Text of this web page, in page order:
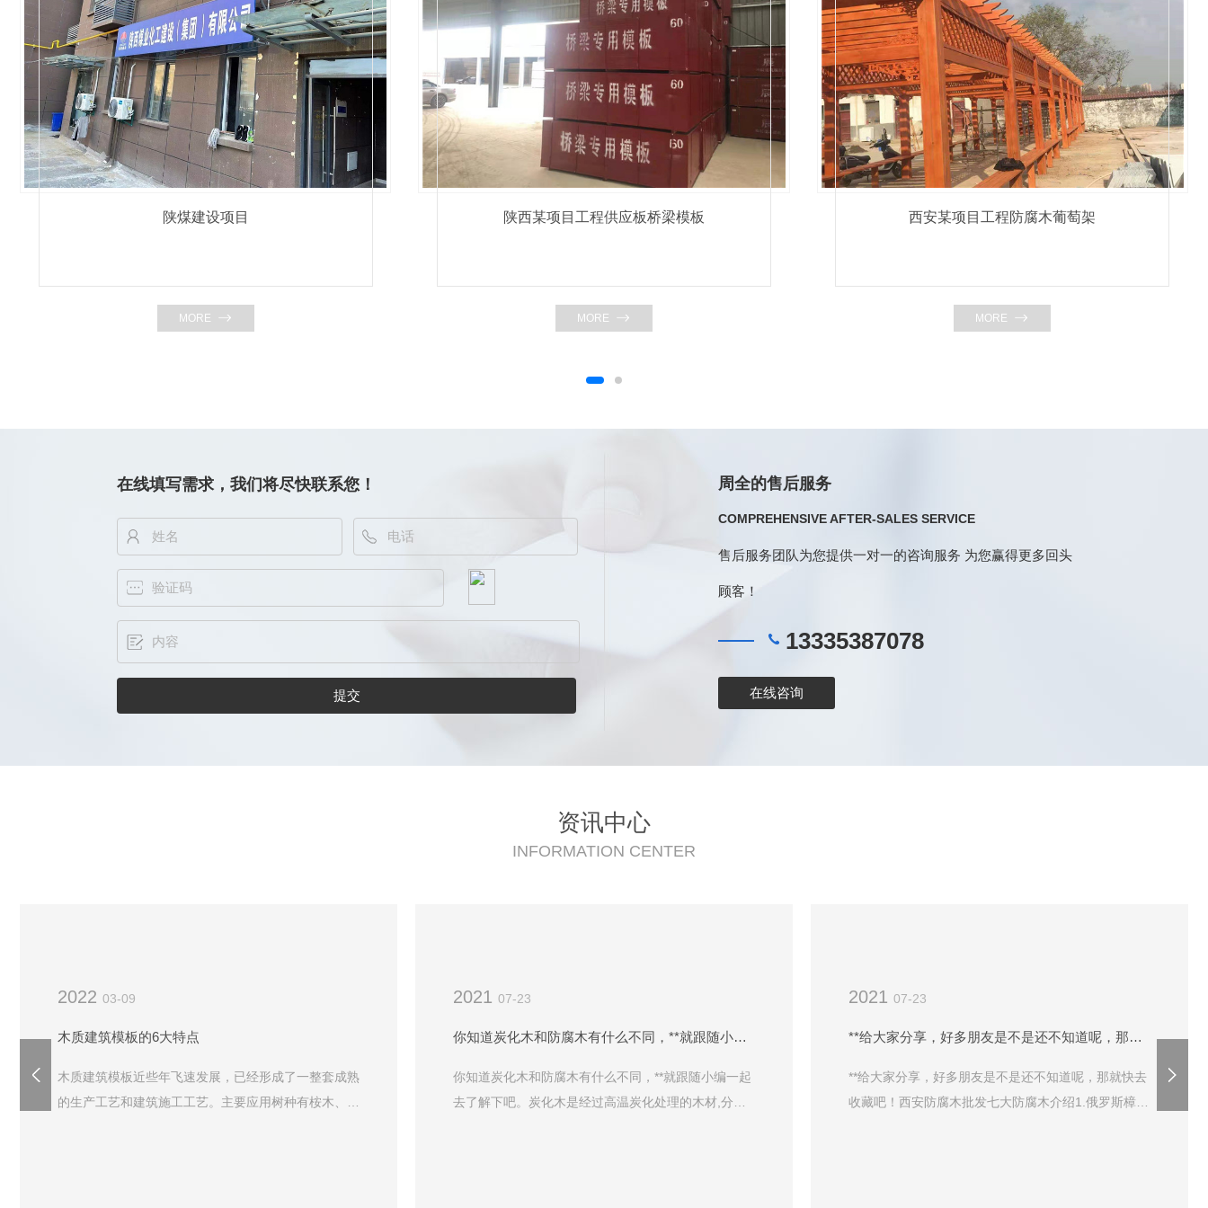
陕煤建设项目
MORE
陕西某项目工程供应板桥梁模板
MORE
西安某项目工程防腐木葡萄架
MORE
在线填写需求，我们将尽快联系您！ 周全的售后服务
COMPREHENSIVE AFTER-SALES SERVICE
售后服务团队为您提供一对一的咨询服务 为您赢得更多回头
顾客！
13335387078
在线咨询
资讯中心
INFORMATION CENTER
2022 03-09
木质建筑模板的6大特点
木质建筑模板近些年飞速发展，已经形成了一整套成熟
的生产工艺和建筑施工工艺。主要应用树种有桉木、杨
2021 07-23
你知道炭化木和防腐木有什么不同，**就跟随小编一起去了解下吧。
你知道炭化木和防腐木有什么不同，**就跟随小编一起
去了解下吧。炭化木是经过高温炭化处理的木材,分为
2021 07-23
**给大家分享，好多朋友是不是还不知道呢，那就快去收藏吧！
**给大家分享，好多朋友是不是还不知道呢，那就快去
收藏吧！西安防腐木批发七大防腐木介绍1.俄罗斯樟子